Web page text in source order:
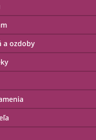
a ozdoby